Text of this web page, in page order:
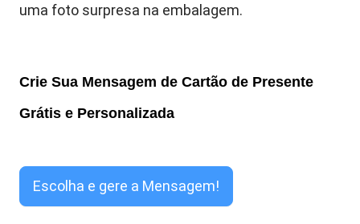
uma foto surpresa na embalagem.
Crie Sua Mensagem de Cartão de Presente
Grátis e Personalizada
de
Mensagem
Escolha e gere a Mensagem!